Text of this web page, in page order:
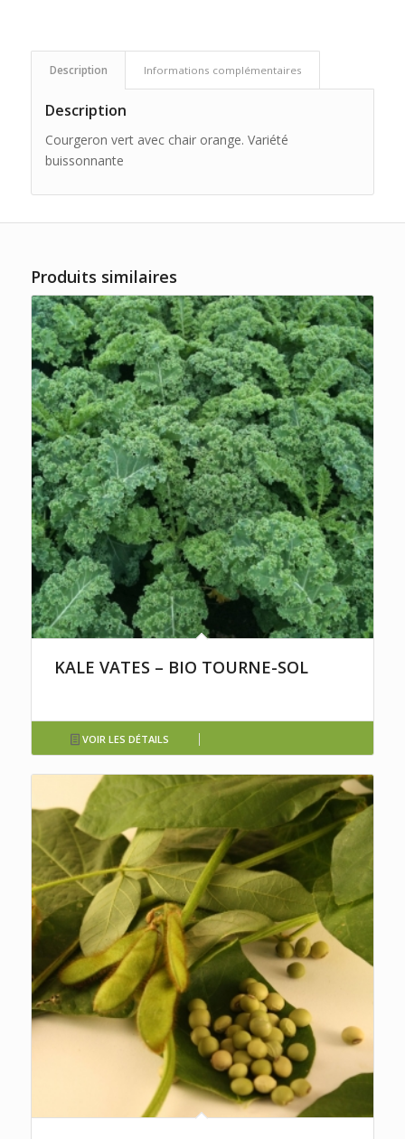
Description Informations complémentaires
Description
Courgeron vert avec chair orange. Variété
buissonnante
Produits similaires
KALE VATES – BIO TOURNE-SOL
VOIR LES DÉTAILS